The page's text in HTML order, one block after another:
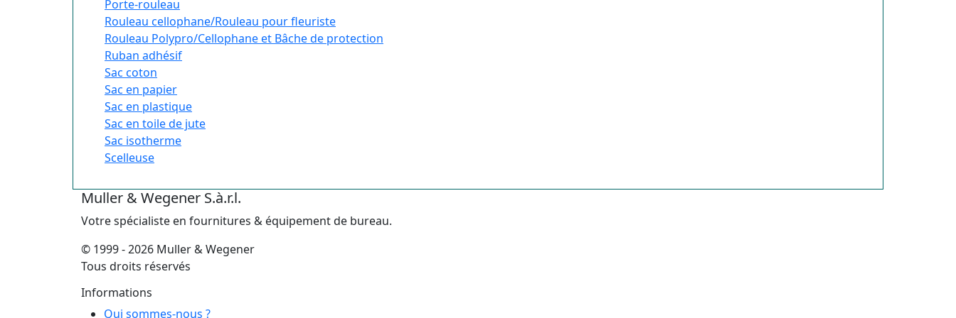
Porte-rouleau
Rouleau cellophane/Rouleau pour fleuriste
Rouleau Polypro/Cellophane et Bâche de protection
Ruban adhésif
Sac coton
Sac en papier
Sac en plastique
Sac en toile de jute
Sac isotherme
Scelleuse
Muller & Wegener S.à.r.l.
Votre spécialiste en fournitures & équipement de bureau.
© 1999 - 2026 Muller & Wegener
Tous droits réservés
Informations
Qui sommes-nous ?